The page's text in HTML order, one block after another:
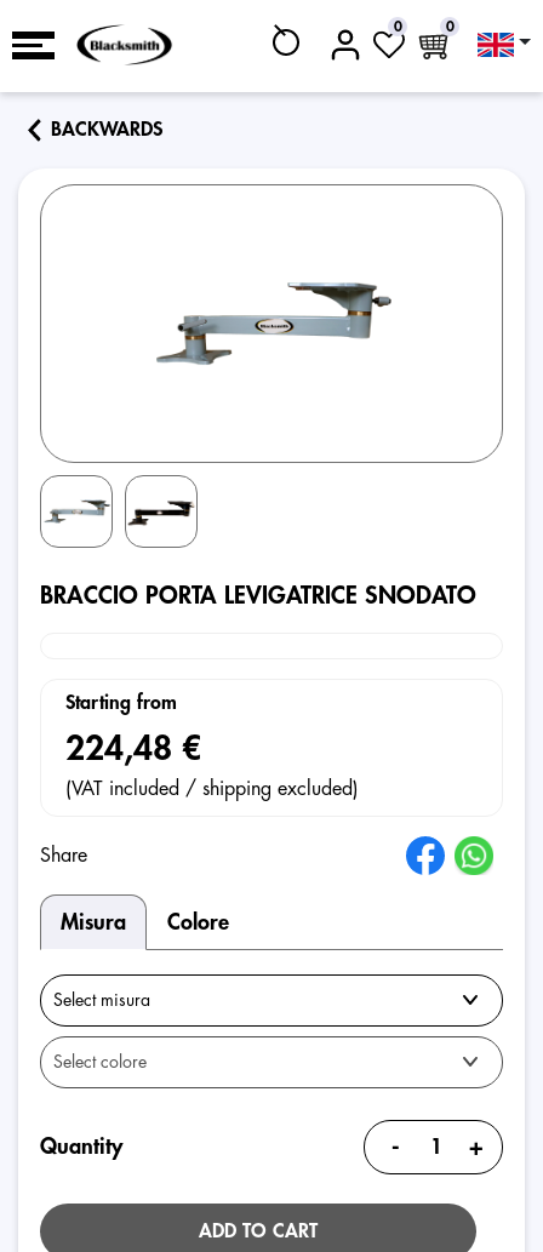
0 0
BACKWARDS
BRACCIO PORTA LEVIGATRICE SNODATO
Starting from
224,48 €
(VAT included / shipping excluded)
Share
Misura Colore
Quantity - +
ADD TO CART